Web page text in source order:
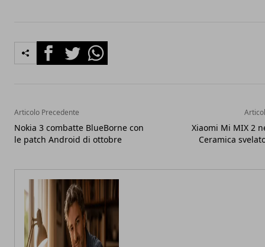
FacebookTwitterWhatsapp
Articolo Precedente
Nokia 3 combatte BlueBorne con
le patch Android di ottobre
Xiaomi Mi MIX 2
Ceramica